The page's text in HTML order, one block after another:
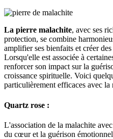
La pierre malachite, avec ses
protection, se combine
amplifier ses bienfaits et créer
Lorsqu'elle est associée à
renforcer son impact sur la
croissance spirituelle. Voici
particulièrement efficaces avec la
Quartz rose :
L'association de la malachite
du cœur et la guérison